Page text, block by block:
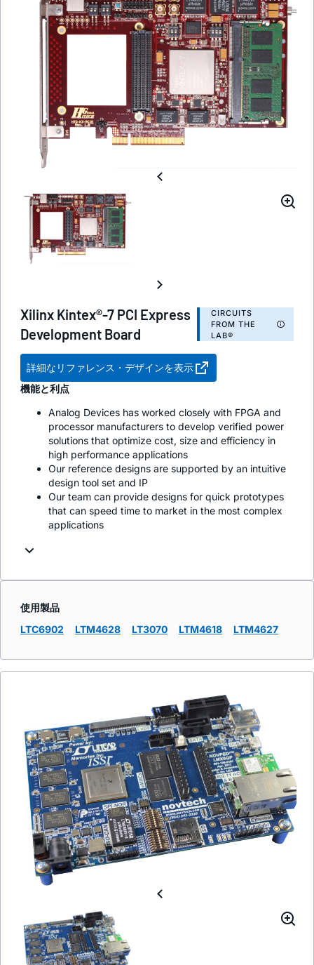
Xilinx Kintex®-7 PCI Express
Development Board
CIRCUITS
FROM THE
LAB®
詳細なリファレンス・デザインを表示
機能と利点
Analog Devices has worked closely with FPGA and
processor manufacturers to develop verified power
solutions that optimize cost, size and efficiency in
high performance applications
Our reference designs are supported by an intuitive
design tool set and IP
Our team can provide designs for quick prototypes
that can speed time to market in the most complex
applications
使用製品
LTC6902
LTM4628 LT3070 LTM4618 LTM4627